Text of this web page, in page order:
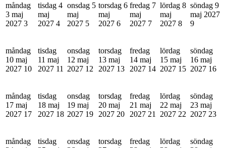
måndag
3 maj
2027 3
tisdag 4
maj
2027 4
onsdag 5
maj
2027 5
torsdag 6
maj
2027 6
fredag 7
maj
2027 7
lördag 8
maj
2027 8
söndag 9
maj 2027
9
måndag
10 maj
2027 10
tisdag
11 maj
2027 11
onsdag
12 maj
2027 12
torsdag
13 maj
2027 13
fredag
14 maj
2027 14
lördag
15 maj
2027 15
söndag
16 maj
2027 16
måndag
17 maj
2027 17
tisdag
18 maj
2027 18
onsdag
19 maj
2027 19
torsdag
20 maj
2027 20
fredag
21 maj
2027 21
lördag
22 maj
2027 22
söndag
23 maj
2027 23
måndag
tisdag
onsdag
torsdag
fredag
lördag
söndag